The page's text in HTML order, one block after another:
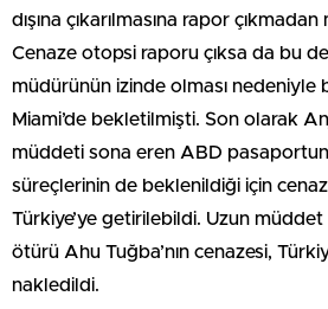
dışına çıkarılmasına rapor
Cenaze otopsi raporu çıksa da bu
müdürünün izinde olması nedeniyle
Miami’de bekletilmişti. Son olarak
müddeti sona eren ABD
süreçlerinin de beklenildiği için
Türkiye’ye getirilebildi. Uzun
ötürü Ahu Tuğba’nın cenazesi,
nakledildi.